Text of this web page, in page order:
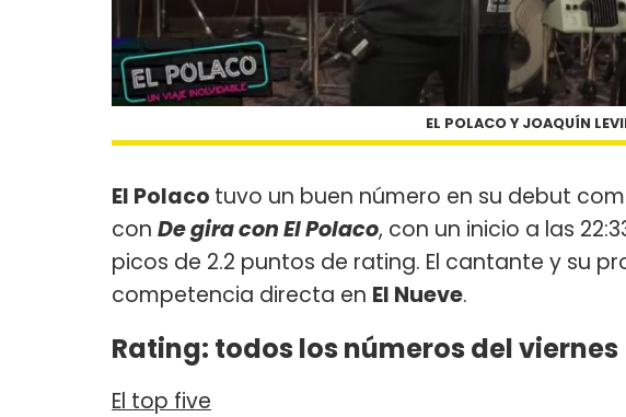
EL POLACO Y JOAQUÍN
El Polaco tuvo un buen número en su debut
con De gira con El Polaco, con un inicio a las
picos de 2.2 puntos de rating. El cantante y su
competencia directa en El Nueve.
Rating: todos los números del viernes
El top five